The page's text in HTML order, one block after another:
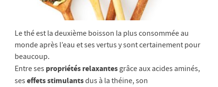
Le thé est la deuxième boisson la plus consommée au
monde après l’eau et ses vertus y sont certainement pour
beaucoup.
Entre ses propriétés relaxantes grâce aux acides aminés,
seseffets stimulantsdus à la théine, son